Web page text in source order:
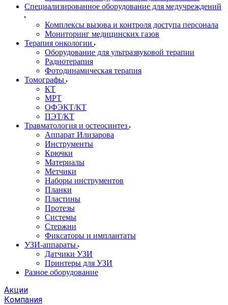
Специализированное оборудование для медучреждений
Комплексы вызова и контроля доступа персонала
Мониторинг медицинских газов
Терапия онкологии
Оборудование для ультразвуковой терапии
Радиотерапия
Фотодинамическая терапия
Томографы
КТ
МРТ
ОФЭКТ/КТ
ПЭТ/КТ
Травматология и остеосинтез
Аппарат Илизарова
Инструменты
Крючки
Материалы
Метчики
Наборы инструментов
Планки
Пластины
Протезы
Системы
Стержни
Фиксаторы и имплантаты
УЗИ-аппараты
Датчики УЗИ
Принтеры для УЗИ
Разное оборудование
Акции
Компания